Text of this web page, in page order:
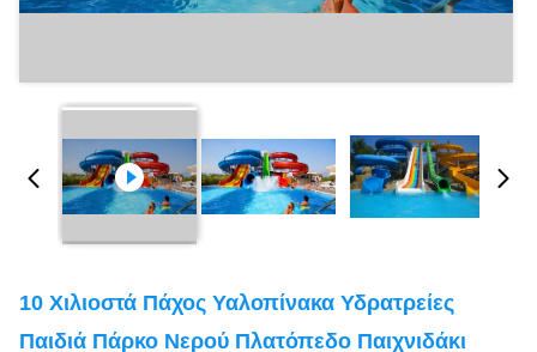
10 Χιλιοστά Πάχος Υαλοπίνακα Υδρατρείες
Παιδιά Πάρκο Νερού Πλατόπεδο Παιχνιδάκι